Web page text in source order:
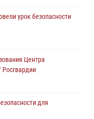
обеспечили
- "Балтика"
объявленный в розыск
совершении кражи в
урок безопасности
Центра
Росгвардии
для